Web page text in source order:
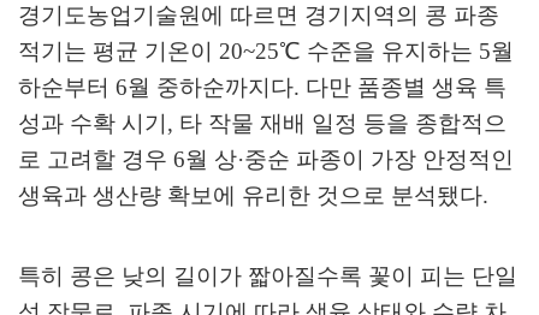
경기도농업기술원에 따르면 경기지역의 콩 파종
적기는 평균 기온이 20~25℃ 수준을 유지하는 5월
하순부터 6월 중하순까지다. 다만 품종별 생육 특
성과 수확 시기 , 타 작물 재배 일정 등을 종합적으
로 고려할 경우 6월 상·중순 파종이 가장 안정적인
생육과 생산량 확보에 유리한 것으로 분석됐다.
특히 콩은 낮의 길이가 짧아질수록 꽃이 피는 단일